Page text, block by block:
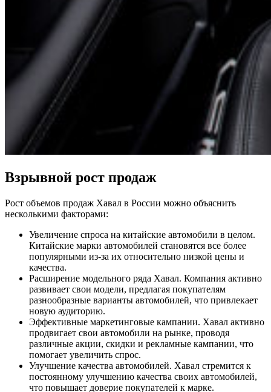
Взрывной рост продаж
Рост объемов продаж Хавал в России можно объяснить
несколькими факторами:
Увеличение спроса на китайские автомобили в целом.
Китайские марки автомобилей становятся все более
популярными из-за их относительно низкой цены и
качества.
Расширение модельного ряда Хавал. Компания активно
развивает свои модели, предлагая покупателям
разнообразные варианты автомобилей, что привлекает
новую аудиторию.
Эффективные маркетинговые кампании. Хавал активно
продвигает свои автомобили на рынке, проводя
различные акции, скидки и рекламные кампании, что
помогает увеличить спрос.
Улучшение качества автомобилей. Хавал стремится к
постоянному улучшению качества своих автомобилей,
что повышает доверие покупателей к марке.